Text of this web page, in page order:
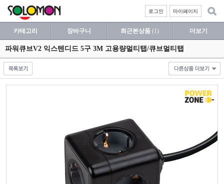
마이페이지
로그인
카테고리 장바구니 최근본상품 (1) 더보기
파워큐브V2 익스텐디드 5구 3M 고용량멀티탭/큐브멀티탭